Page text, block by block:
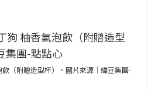
（附贈造型杯）。圖片來源｜緯豆集團-